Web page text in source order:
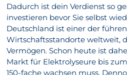
Dadurch ist dein Verdienst so
investieren bevor Sie selbst
Deutschland ist einer der
Wirtschaftsstandorte weltweit,
Vermögen. Schon heute ist
Markt für Elektrolyseure bis
150-fache wachsen muss.